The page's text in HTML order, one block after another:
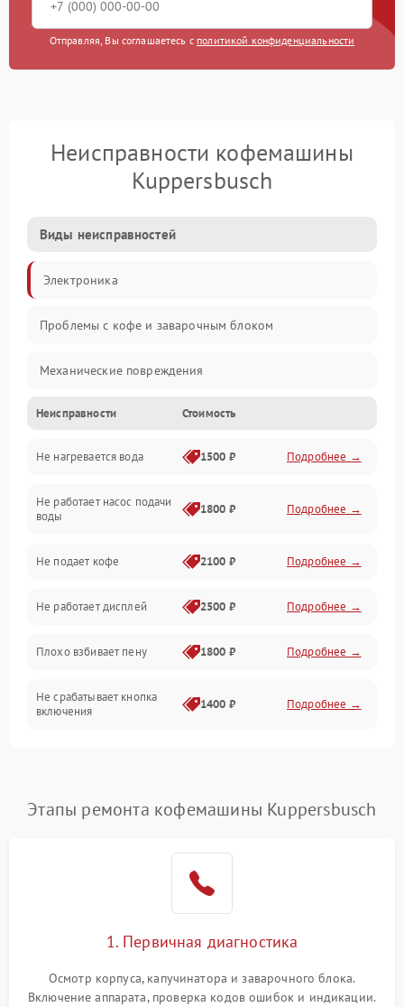
Отправляя, Вы соглашаетесь с политикой конфиденциальности
Неисправности кофемашины
Kuppersbusch
Виды неисправностей
Электроника
Проблемы с кофе и заварочным блоком
Механические повреждения
Прочие неисправности
Включение и работа
Проблемы с водой
Проблемы с капучинатором и паром
Управление и электроника
Программное обеспечение
Неисправности Стоимость
Не нагревается вода 1500 ₽ Подробнее →
Не работает насос подачи
воды
1800 ₽ Подробнее →
Не подает кофе 2100 ₽ Подробнее →
Не работает дисплей 2500 ₽ Подробнее →
Плохо взбивает пену 1800 ₽ Подробнее →
Не срабатывает кнопка
включения
1400 ₽ Подробнее →
Подробнее →
Этапы ремонта кофемашины Kuppersbusch
1. Первичная диагностика
Осмотр корпуса, капучинатора и заварочного блока.
Включение аппарата, проверка кодов ошибок и индикации.